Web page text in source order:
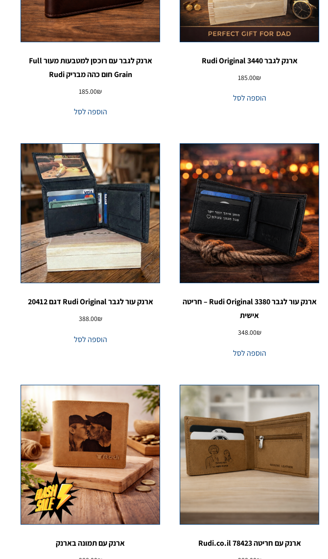
ארנק לגבר Rudi Original 3440
185.00₪
הוספה לסל
ארנק לגבר עם רוכסן למטבעות מעור Full
Grain חום כהה מבריק Rudi
185.00₪
הוספה לסל
ארנק עור לגבר Rudi Original 3380 – חריטה
אישית
348.00₪
הוספה לסל
ארנק עור לגבר Rudi Original דגם 20412
388.00₪
הוספה לסל
ארנק עם חריטה Rudi.co.il 78423 ארנק עם תמונה בארנק